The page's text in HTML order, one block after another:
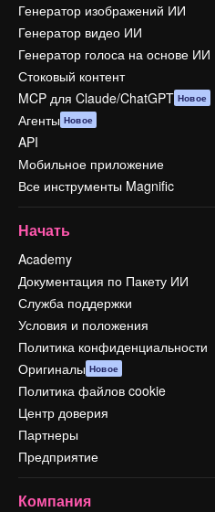
Генератор изображений ИИ
Генератор видео ИИ
Генератор голоса на основе ИИ
Стоковый контент
MCP для Claude/ChatGPT Новое
Агенты Новое
API
Мобильное приложение
Все инструменты Magnific
Начать
Academy
Документация по Пакету ИИ
Служба поддержки
Условия и положения
Политика конфиденциальности
Оригиналы Новое
Политика файлов cookie
Центр доверия
Партнеры
Предприятие
Компания